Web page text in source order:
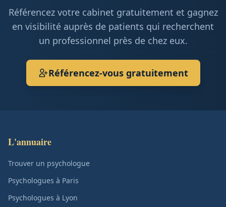
Référencez votre cabinet gratuitement et gagnez
en visibilité auprès de patients qui recherchent
un professionnel près de chez eux.
Référencez-vous gratuitement
L'annuaire
Trouver un psychologue
Psychologues à Paris
Psychologues à Lyon